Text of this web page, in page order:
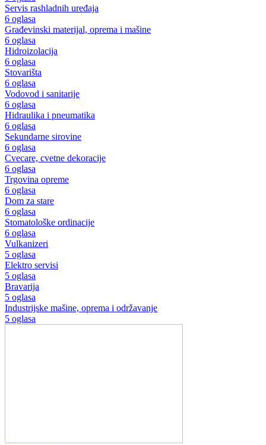
Servis rashladnih uređaja
6 oglasa
Građevinski materijal, oprema i mašine
6 oglasa
Hidroizolacija
6 oglasa
Stovarišta
6 oglasa
Vodovod i sanitarije
6 oglasa
Hidraulika i pneumatika
6 oglasa
Sekundarne sirovine
6 oglasa
Cvecare, cvetne dekoracije
6 oglasa
Trgovina opreme
6 oglasa
Dom za stare
6 oglasa
Stomatološke ordinacije
6 oglasa
Vulkanizeri
5 oglasa
Elektro servisi
5 oglasa
Bravarija
5 oglasa
Industrijske mašine, oprema i održavanje
5 oglasa